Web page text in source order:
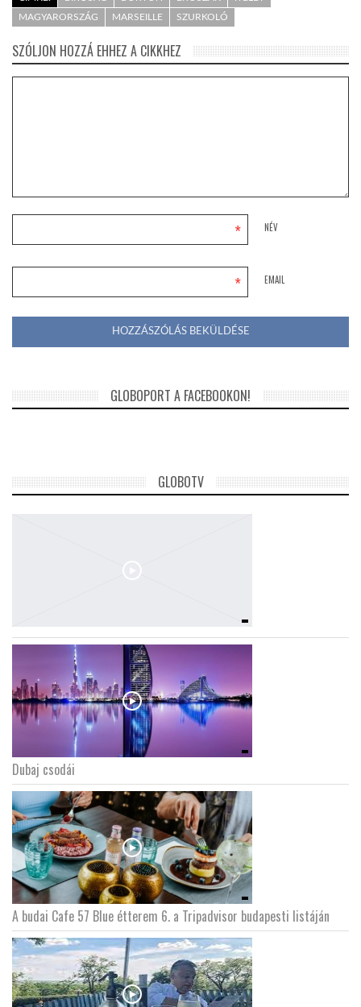
MAGYARORSZÁG
MARSEILLE SZURKOLÓ
SZÓLJON HOZZÁ EHHEZ A CIKKHEZ
NÉV
*
EMAIL
*
GLOBOPORT A FACEBOOKON!
GLOBOTV
Dubaj csodái
A budai Cafe 57 Blue étterem 6. a Tripadvisor budapesti listáján